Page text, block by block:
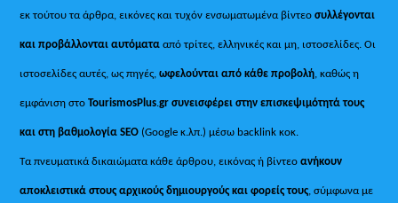
εκ τούτου τα άρθρα, εικόνες και τυχόν ενσωματωμένα βίντεοσυλλέγονται
και προβάλλονται αυτόματααπό τρίτες, ελληνικές και μη, ιστοσελίδες. Οι
ιστοσελίδες αυτές, ως πηγές,ωφελούνται από κάθε προβολή, καθώς η
εμφάνιση στοTourismosPlus.gr συνεισφέρει στην επισκεψιμότητά τους
και στη βαθμολογία SEO (Google κ.λπ.) μέσω backlink κοκ.
Τα πνευματικά δικαιώματα κάθε άρθρου, εικόνας ή βίντεοανήκουν
αποκλειστικά στους αρχικούς δημιουργούς και φορείς τους, σύμφωνα με